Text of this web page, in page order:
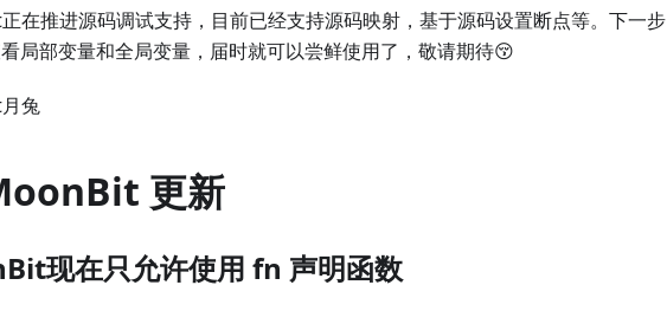
在推进源码调试支持，目前已经支持源码映射，基于源码设置断点等。下一步
局部变量和全局变量，届时就可以尝鲜使用了，敬请期待😚
兔
更新
现在只允许使用 fn 声明函数